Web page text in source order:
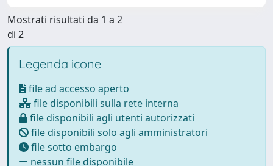
Mostrati risultati da 1 a 2
di 2
Legenda icone
file ad accesso aperto
file disponibili sulla rete interna
file disponibili agli utenti autorizzati
file disponibili solo agli amministratori
file sotto embargo
nessun file disponibile